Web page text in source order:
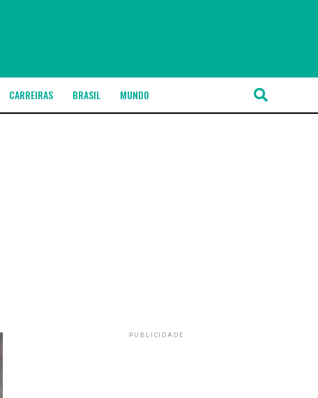
CARREIRAS BRASIL MUNDO
PUBLICIDADE